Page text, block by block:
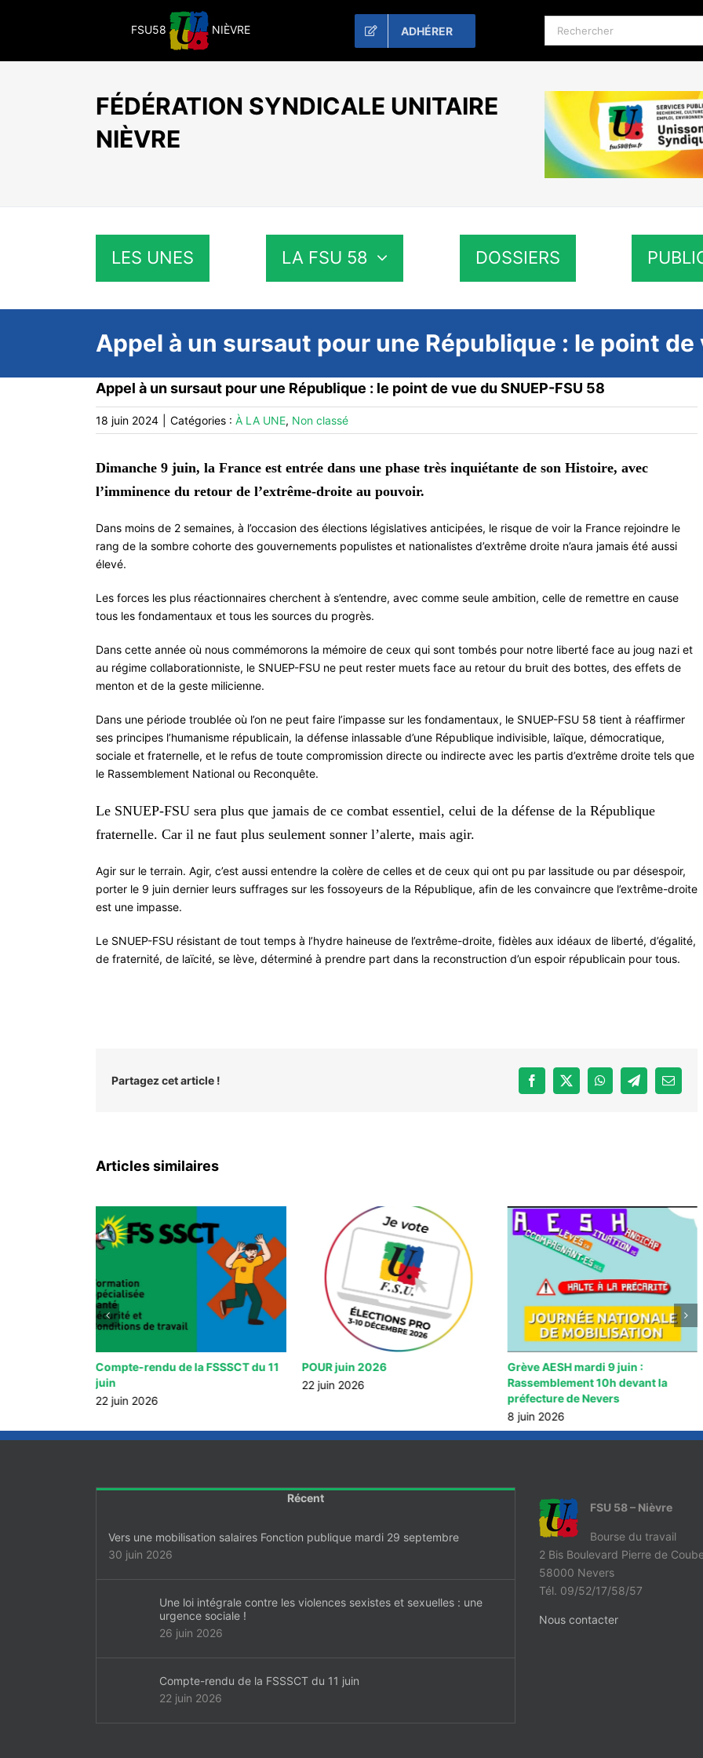
FSU58 NIÈVRE ADHÉRER Rechercher:
FÉDÉRATION SYNDICALE UNITAIRE
NIÈVRE
LES UNES LA FSU 58 DOSSIERS
Appel à un sursaut pour une République : le point de
Appel à un sursaut pour une République : le point de vue du SNUEP-FSU 58
18 juin 2024 Catégories : À LA UNE, Non classé
Dimanche 9 juin, la France est entrée dans une phase très inquiétante de son Histoire, avec
l’imminence du retour de l’extrême-droite au pouvoir.
Dans moins de 2 semaines, à l’occasion des élections législatives anticipées, le risque de voir la France rejoindre le
rang de la sombre cohorte des gouvernements populistes et nationalistes d’extrême droite n’aura jamais été aussi
élevé.
Les forces les plus réactionnaires cherchent à s’entendre, avec comme seule ambition, celle de remettre en cause
tous les fondamentaux et tous les sources du progrès.
Dans cette année où nous commémorons la mémoire de ceux qui sont tombés pour notre liberté face au joug nazi et
au régime collaborationniste, le SNUEP-FSU ne peut rester muets face au retour du bruit des bottes, des effets de
menton et de la geste milicienne.
Dans une période troublée où l’on ne peut faire l’impasse sur les fondamentaux, le SNUEP-FSU 58 tient à réaffirmer
ses principes l’humanisme républicain, la défense inlassable d’une République indivisible, laïque, démocratique,
sociale et fraternelle, et le refus de toute compromission directe ou indirecte avec les partis d’extrême droite tels que
le Rassemblement National ou Reconquête.
Le SNUEP-FSU sera plus que jamais de ce combat essentiel, celui de la défense de la République
fraternelle. Car il ne faut plus seulement sonner l’alerte, mais agir.
Agir sur le terrain. Agir, c’est aussi entendre la colère de celles et de ceux qui ont pu par lassitude ou par désespoir,
porter le 9 juin dernier leurs suffrages sur les fossoyeurs de la République, afin de les convaincre que l’extrême-droite
est une impasse.
Le SNUEP-FSU résistant de tout temps à l’hydre haineuse de l’extrême-droite, fidèles aux idéaux de liberté, d’égalité,
de fraternité, de laïcité, se lève, déterminé à prendre part dans la reconstruction d’un espoir républicain pour tous.
Partagez cet article ! Facebook
X WhatsAppTelegramEmail
Articles similaires
Compte-rendu de la FSSSCT du 11
juin
22 juin 2026
POUR juin 2026
22 juin 2026
Grève AESH mardi 9 juin :
Rassemblement 10h devant la
préfecture de Nevers
8 juin 2026
Récent
Vers une mobilisation salaires Fonction publique mardi 29 septembre
30 juin 2026
Une loi intégrale contre les violences sexistes et sexuelles : une
urgence sociale !
26 juin 2026
Compte-rendu de la FSSSCT du 11 juin
22 juin 2026
FSU 58 – Nièvre
Bourse du travail
2 Bis Boulevard Pierre de
58000 Nevers
Tél. 09/52/17/58/57
Nous contacter